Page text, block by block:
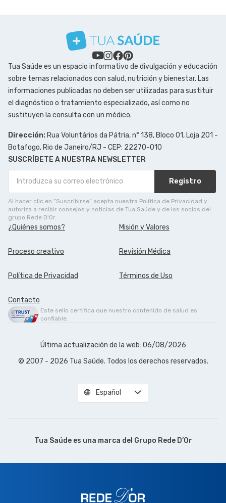
Tua Saúde es un espacio informativo de divulgación y educación
sobre temas relacionados con salud, nutrición y bienestar. Las
informaciones publicadas no deben ser utilizadas para sustituir
el diagnóstico o tratamiento especializado, así como no
sustituyen la consulta con un médico.
Dirección: Rua Voluntários da Pátria, n° 138, Bloco 01, Loja 201 -
Botafogo, Rio de Janeiro/RJ - CEP: 22270-010
SUSCRÍBETE A NUESTRA NEWSLETTER
Registro
Al hacer clic en ”Suscribirse” acepta nuestra Política de Privacidad y
autoriza a recibir consejos y noticias de Tua Saúde y de los socios del
grupo Rede D'Or.
¿Quiénes somos? Misión y Valores
Proceso creativo Revisión Médica
Política de Privacidad Términos de Uso
Contacto
Este sello certifica que nuestro contenido de salud es
confiable.
Última actualización de la web: 06/08/2026
© 2007 - 2026 Tua Saúde. Todos los derechos reservados.
Español
Tua Saúde es una marca del Grupo Rede D’Or